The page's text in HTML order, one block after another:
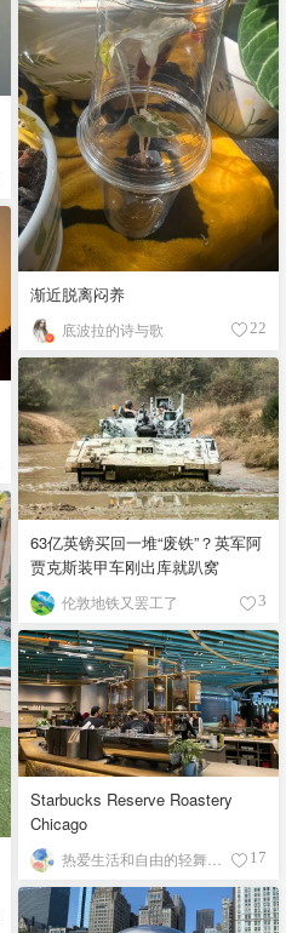
渐近脱离闷养
底波拉的诗与歌 22
63亿英镑买回一堆“废铁”？英军阿
贾克斯装甲车刚出库就趴窝
伦敦地铁又罢工了 3
Starbucks Reserve Roastery
Chicago
17